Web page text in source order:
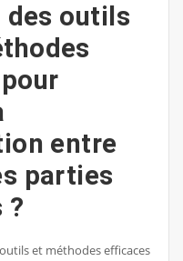
outils
entre
parties
?
et méthodes efficaces